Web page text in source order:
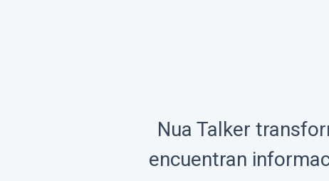
Nua Talker
encuentran